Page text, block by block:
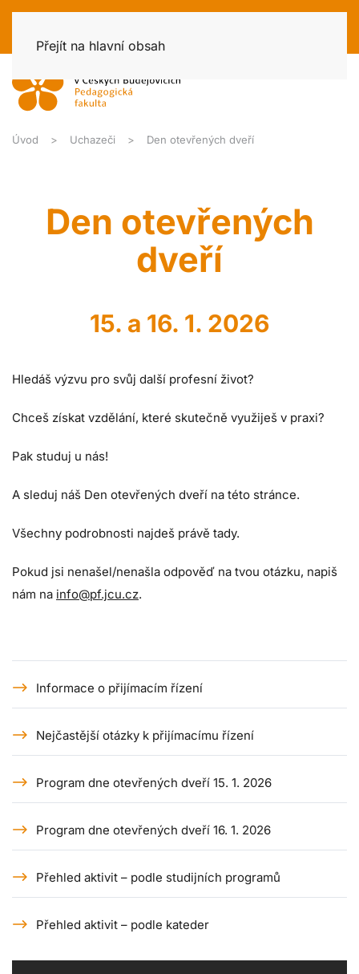
Přejít na hlavní obsah
Úvod Uchazeči Den otevřených dveří
Den otevřených
dveří
15. a 16. 1. 2026
Hledáš výzvu pro svůj další profesní život?
Chceš získat vzdělání, které skutečně využiješ v praxi?
Pak studuj u nás!
A sleduj náš Den otevřených dveří na této stránce.
Všechny podrobnosti najdeš právě tady.
Pokud jsi nenašel/nenašla odpověď na tvou otázku, napiš
nám na info@pf.jcu.cz.
Informace o přijímacím řízení
Nejčastější otázky k přijímacímu řízení
Program dne otevřených dveří 15. 1. 2026
Program dne otevřených dveří 16. 1. 2026
Přehled aktivit – podle studijních programů
Přehled aktivit – podle kateder